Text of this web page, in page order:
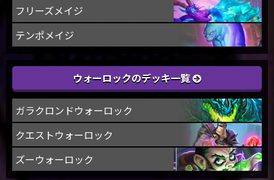
フリーズメイジ
テンポメイジ
ウォーロックのデッキ一覧
ガラクロンドウォーロック
クエストウォーロック
ズーウォーロック